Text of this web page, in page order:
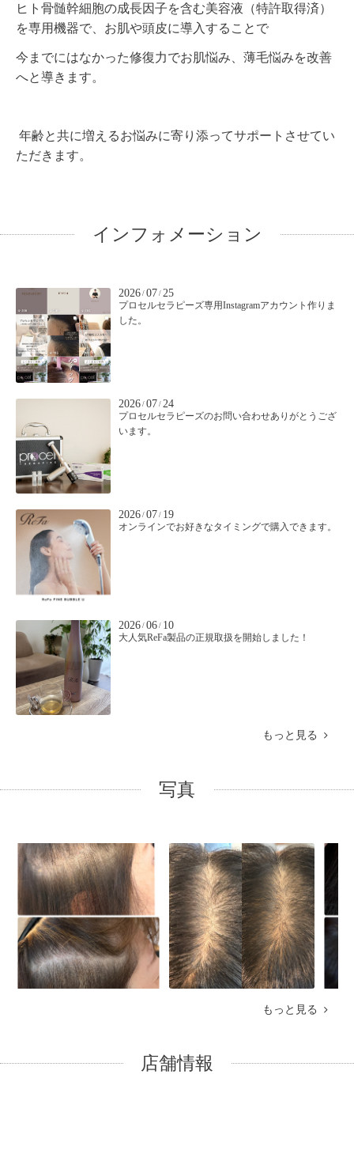
ヒト骨髄幹細胞の成長因子を含む美容液（特許取得済）
を専用機器で、お肌や頭皮に導入することで
今までにはなかった修復力でお肌悩み、薄毛悩みを改善
へと導きます。
年齢と共に増えるお悩みに寄り添ってサポートさせてい
ただきます。
インフォメーション
2026 / 07 / 25
プロセルセラピーズ専用Instagramアカウント作りま
した。
2026 / 07 / 24
プロセルセラピーズのお問い合わせありがとうござ
います。
2026 / 07 / 19
オンラインでお好きなタイミングで購入できます。
2026 / 06 / 10
大人気ReFa製品の正規取扱を開始しました！
もっと見る
写真
もっと見る
店舗情報